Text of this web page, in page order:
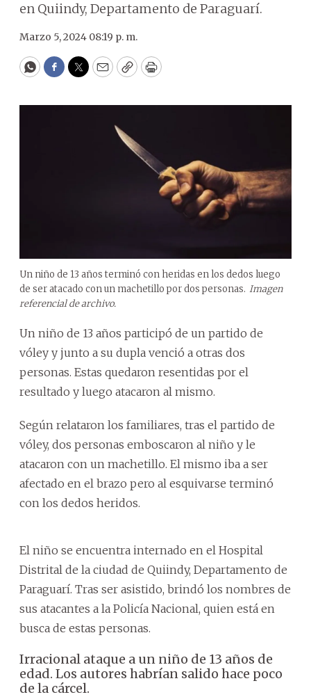
en Quiindy, Departamento de Paraguarí.
Marzo 5, 2024 08:19 p. m.
WhatsApp
Facebook
Twitter
EmailCopyPrint
Un niño de 13 años terminó con heridas en los dedos luego
de ser atacado con un machetillo por dos personas. Imagen
referencial de archivo.
Un niño de 13 años participó de un partido de
vóley y junto a su dupla venció a otras dos
personas. Estas quedaron resentidas por el
resultado y luego atacaron al mismo.
Según relataron los familiares, tras el partido de
vóley, dos personas emboscaron al niño y le
atacaron con un machetillo. El mismo iba a ser
afectado en el brazo pero al esquivarse terminó
con los dedos heridos.
El niño se encuentra internado en el Hospital
Distrital de la ciudad de Quiindy, Departamento de
Paraguarí. Tras ser asistido, brindó los nombres de
sus atacantes a la Policía Nacional, quien está en
busca de estas personas.
Irracional ataque a un niño de 13 años de
edad. Los autores habrían salido hace poco
de la cárcel.